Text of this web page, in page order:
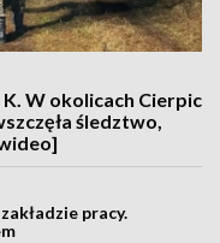
W okolicach Cierpic
śledztwo,
pracy.